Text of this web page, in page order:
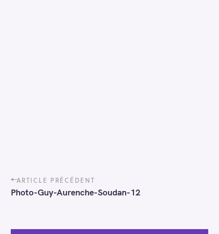
P
o
s
a
ARTICLE PRÉCÉDENT
Photo-Guy-Aurenche-Soudan-12